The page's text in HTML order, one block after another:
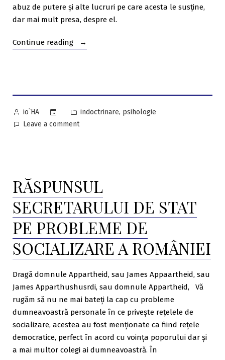
abuz de putere și alte lucruri pe care acesta le susține,
dar mai mult presa, despre el.
Continue reading
“Marian
caută
nu
știe
nimic.
Ce
a
făcut”
Posted
by
io`HA
Posted
indoctrinare, psihologie
Leave a commenton
care
o
caută
toată
presa,
și
nimeni
știe
nimic.
Ce
a
făcut
RĂSPUNSUL
SECRETARULUI DE STAT
PE PROBLEME DE
SOCIALIZARE A ROMÂNIEI
Dragă domnule Appartheid, sau James Appaartheid, sau
James Apparthushusrdi, sau domnule Appartheid, Vă
rugăm să nu ne mai bateți la cap cu probleme
dumneavoastră personale în ce privește rețelele de
socializare, acestea au fost menționate ca fiind rețele
democratice, perfect în acord cu voința poporului dar și
a mai multor colegi ai dumneavoastră. În